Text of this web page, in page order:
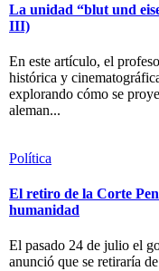
La unidad “blut und
III)
En este artículo, el
histórica y
explorando cómo se
aleman...
Política
El retiro de la Corte
humanidad
El pasado 24 de julio el
anunció que se retiraría